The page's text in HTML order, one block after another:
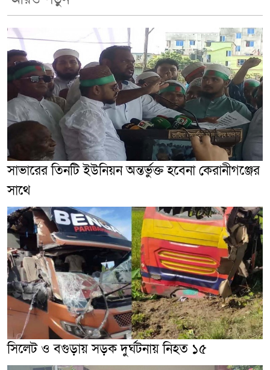
সাভারের তিনটি ইউনিয়ন অন্তর্ভুক্ত হবেনা কেরানীগঞ্জের
সাথে
সিলেট ও বগুড়ায় সড়ক দুর্ঘটনায় নিহত ১৫